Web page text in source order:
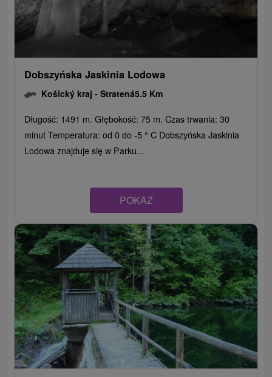
Dobszyńska Jaskinia Lodowa
Košický kraj -Stratená5.5 Km
Długość: 1491 m. Głębokość: 75 m. Czas trwania: 30
minut Temperatura: od 0 do -5 ° C Dobszyńska Jaskinia
Lodowa znajduje się w Parku...
POKAZ